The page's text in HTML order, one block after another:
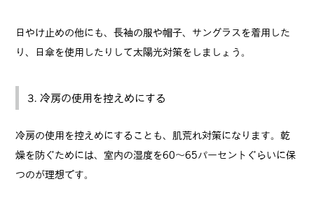
日やけ止めの他にも、長袖の服や帽子、サングラスを着用した
り、日傘を使用したりして太陽光対策をしましょう。
3. 冷房の使用を控えめにする
冷房の使用を控えめにすることも、肌荒れ対策になります。乾
燥を防ぐためには、室内の湿度を60～65パーセントぐらいに保
つのが理想です。